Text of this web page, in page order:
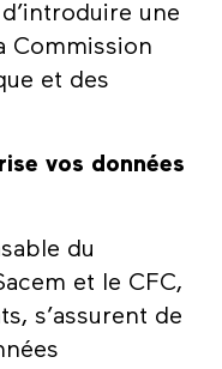
une
Commission
et des
vos données
du
et le CFC,
s’assurent de